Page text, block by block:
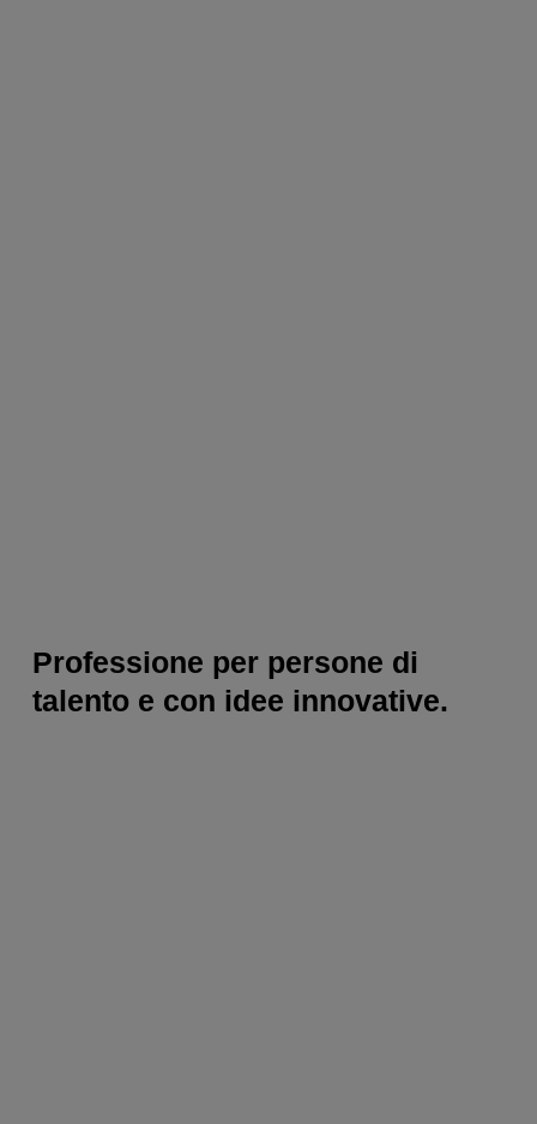
Professione per persone di
talento e con idee innovative.